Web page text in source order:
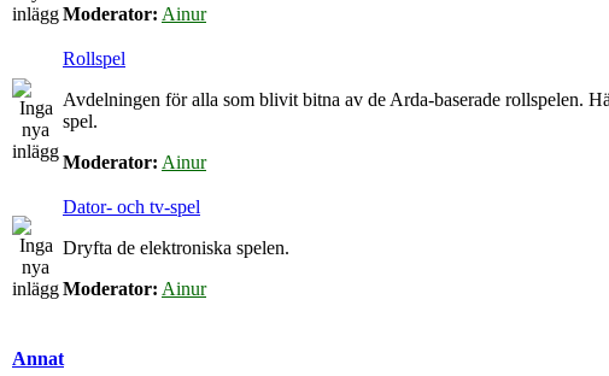
Moderator: Ainur
Rollspel
Avdelningen för alla som blivit bitna av de Arda-baserade rollspelen.
spel.
Moderator: Ainur
Dator- och tv-spel
Dryfta de elektroniska spelen.
Moderator: Ainur
Annat